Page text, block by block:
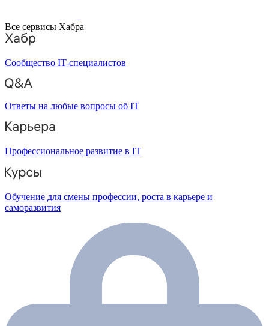
Все сервисы Хабра
Сообщество IT-специалистов
Ответы на любые вопросы об IT
Профессиональное развитие в IT
Обучение для смены профессии, роста в карьере и
саморазвития